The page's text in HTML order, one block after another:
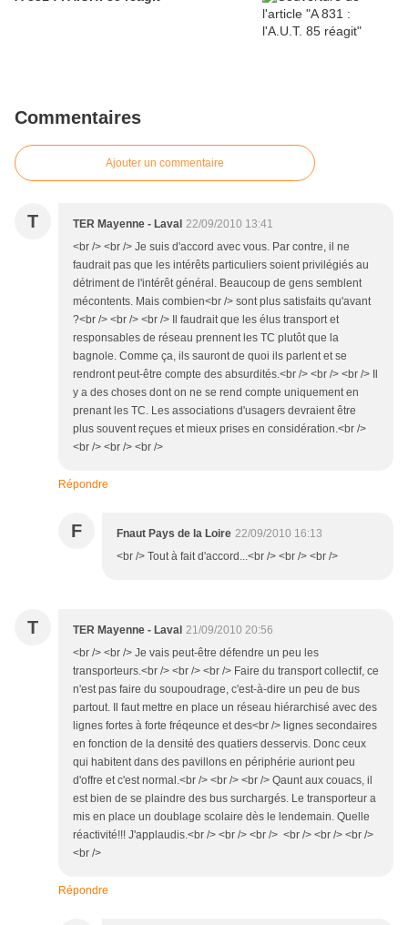
Commentaires
Ajouter un commentaire
T TER Mayenne - Laval 22/09/2010 13:41
<br /> <br /> Je suis d'accord avec vous. Par contre, il ne
faudrait pas que les intérêts particuliers soient privilégiés au
détriment de l'intérêt général. Beaucoup de gens semblent
mécontents. Mais combien<br /> sont plus satisfaits qu'avant
?<br /> <br /> <br /> Il faudrait que les élus transport et
responsables de réseau prennent les TC plutôt que la
bagnole. Comme ça, ils sauront de quoi ils parlent et se
rendront peut-être compte des absurdités.<br /> <br /> <br /> Il
y a des choses dont on ne se rend compte uniquement en
prenant les TC. Les associations d'usagers devraient être
plus souvent reçues et mieux prises en considération.<br />
<br /> <br /> <br />
Répondre
F Fnaut Pays de la Loire 22/09/2010 16:13
<br /> Tout à fait d'accord...<br /> <br /> <br />
T TER Mayenne - Laval 21/09/2010 20:56
<br /> <br /> Je vais peut-être défendre un peu les
transporteurs.<br /> <br /> <br /> Faire du transport collectif, ce
n'est pas faire du soupoudrage, c'est-à-dire un peu de bus
partout. Il faut mettre en place un réseau hiérarchisé avec des
lignes fortes à forte fréqeunce et des<br /> lignes secondaires
en fonction de la densité des quatiers desservis. Donc ceux
qui habitent dans des pavillons en périphérie auriont peu
d'offre et c'est normal.<br /> <br /> <br /> Qaunt aux couacs, il
est bien de se plaindre des bus surchargés. Le transporteur a
mis en place un doublage scolaire dès le lendemain. Quelle
réactivité!!! J'applaudis.<br /> <br /> <br /> <br /> <br /> <br />
<br />
Répondre